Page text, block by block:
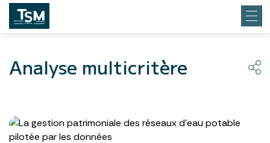
Analyse multicritère